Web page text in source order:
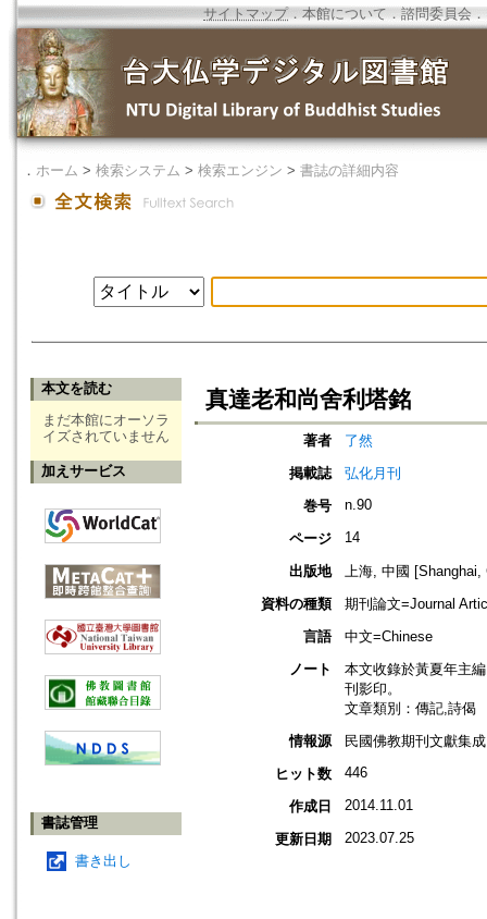
サイトマップ．本館について ． 諮問委員会 ．
． ホーム > 検索システム > 検索エンジン > 書誌の詳細内容
本文を読む
まだ本館にオーソラ
イズされていません
加えサービス
書誌管理
書き出し
真達老和尚舍利塔銘
著者
了然
掲載誌
弘化月刊
巻号
n.90
ページ 14
出版地
上海, 中國 [Shanghai,
資料の種類
期刊論文=Journal
言語
中文=Chinese
ノート
本文收錄於黃夏年主
刊影印。
文章類別：傳記,詩偈
情報源
民國佛教期刊文獻集
ヒット数
446
作成日 2014.11.01
更新日期 2023.07.25